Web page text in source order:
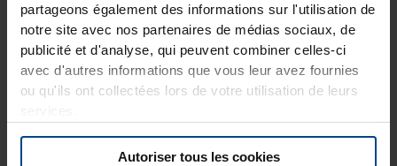
partageons également des informations sur l'utilisation de
notre site avec nos partenaires de médias sociaux, de
publicité et d'analyse, qui peuvent combiner celles-ci
avec d'autres informations que vous leur avez fournies
ou qu'ils ont collectées lors de votre utilisation de leurs
Autoriser tous les cookies
Vous pourriez aussi aimer..